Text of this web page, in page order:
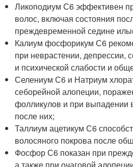
Ликоподиум С6 эффективен
волос, включая состояния
преждевременной седине
Калиум фосфорикум С6
при неврастении, депрессии,
и психической слабости и
Селениум С6 и Натриум
себорейной алопеции,
фолликулов и при выпадении
после них;
Таллиум ацетикум С6
волосяного покрова после
Фосфор С6 показан при